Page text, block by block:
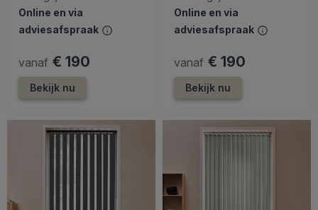
Online en via
adviesafspraak
vanaf € 190
Bekijk nu
Online en via
adviesafspraak
vanaf € 190
Bekijk nu